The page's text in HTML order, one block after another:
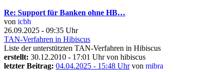
Re: Support für Banken ohne HB…
von icbh
26.09.2025 - 09:35 Uhr
TAN-Verfahren in Hibiscus
Liste der unterstützten TAN-Verfahren in Hibiscus
erstellt: 30.12.2010 - 17:01 Uhr von hibiscus
letzter Beitrag: 04.04.2025 - 15:48 Uhrvon mibra